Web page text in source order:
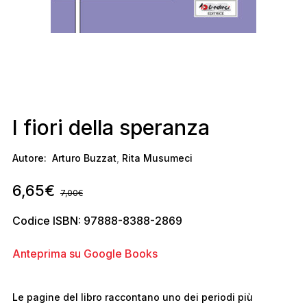
I fiori della speranza
Autore: Arturo Buzzat Rita Musumeci
6,65€ 7,00€
Codice ISBN: 97888-8388-2869
Anteprima su Google Books
Le pagine del libro raccontano uno dei periodi più